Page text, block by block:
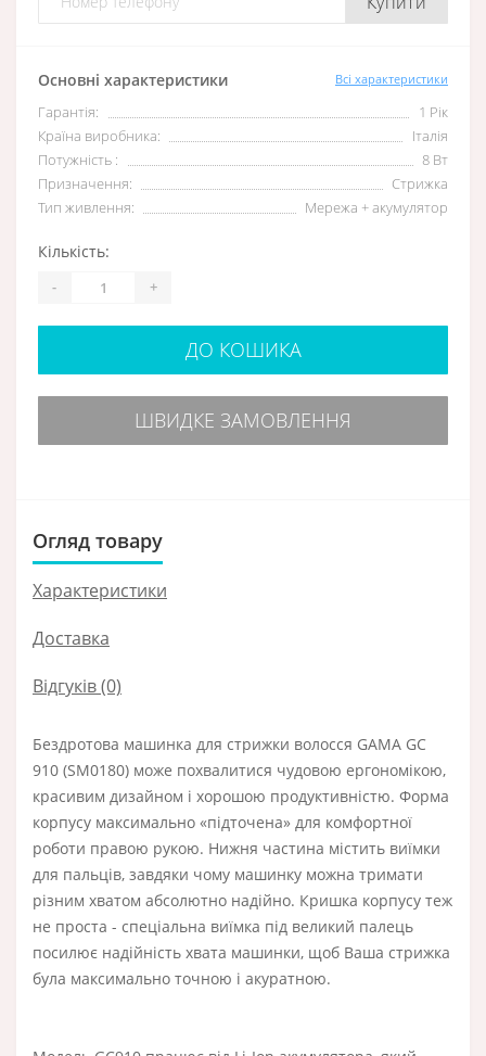
Основні характеристики Всі характеристики
Гарантія:
1 Рік
Країна виробника:
Італія
Потужність :
8 Вт
Призначення:
Стрижка
Тип живлення:
Мережа + акумулятор
Кількість:
- +
ДО КОШИКА
ШВИДКЕ ЗАМОВЛЕННЯ
Огляд товару
Характеристики
Доставка
Відгуків (0)
Бездротова машинка для стрижки волосся GAMA GC
910 (SM0180) може похвалитися чудовою ергономікою,
красивим дизайном і хорошою продуктивністю. Форма
корпусу максимально «підточена» для комфортної
роботи правою рукою. Нижня частина містить виїмки
для пальців, завдяки чому машинку можна тримати
різним хватом абсолютно надійно. Кришка корпусу теж
не проста - спеціальна виїмка під великий палець
посилює надійність хвата машинки, щоб Ваша стрижка
була максимально точною і акуратною.